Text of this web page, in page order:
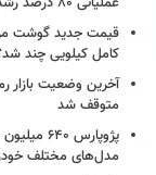
کامل کیلویی چند
متوقف شد
پژوپارس
مدل‌های مختلف